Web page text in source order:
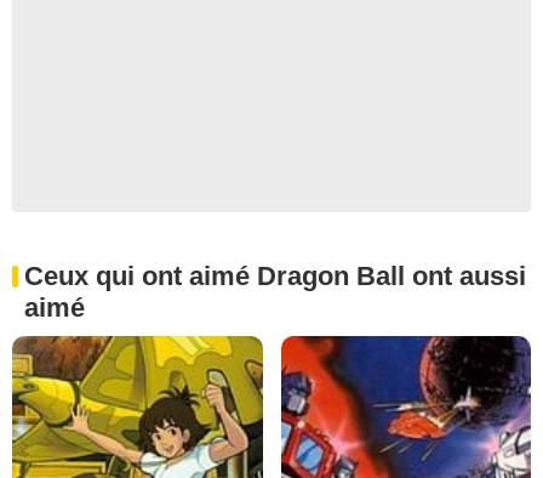
Ceux qui ont aimé Dragon Ball ont aussi
aimé